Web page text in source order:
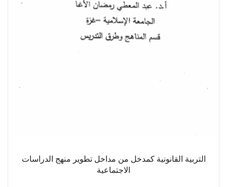
التربية القانونية كمدخل من مداخل تطوير منهج الدراسات
الاجتماعية